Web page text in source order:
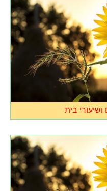
ושיעורי בית